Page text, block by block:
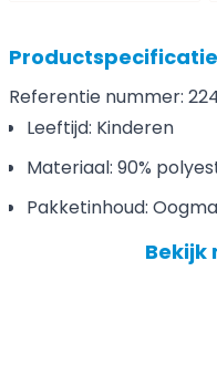
Productspecificatie
Referentie nummer:
Leeftijd: Kinderen
Materiaal: 90%
Pakketinhoud:
Bekijk